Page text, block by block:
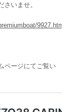
いませ。
9927.html
ページにてご覧い